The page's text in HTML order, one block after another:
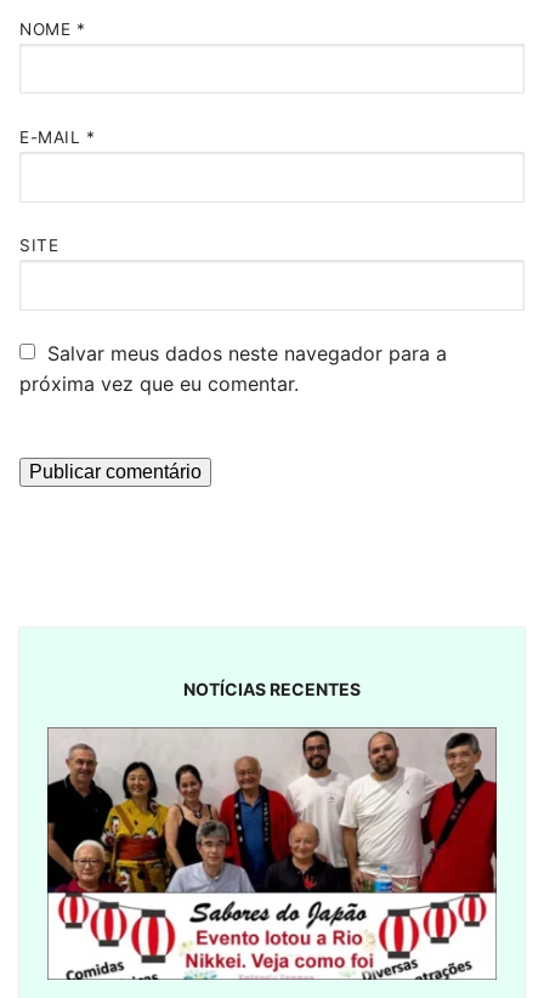
NOME *
E-MAIL *
SITE
Salvar meus dados neste navegador para a
próxima vez que eu comentar.
NOTÍCIAS RECENTES